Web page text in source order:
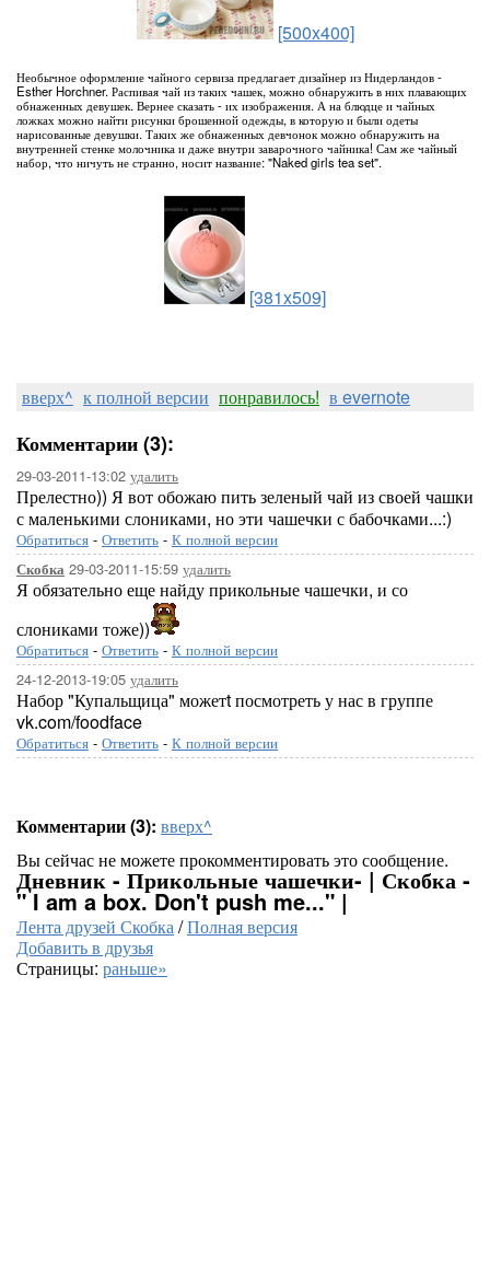
[500x400]
Необычное оформление чайного сервиза предлагает дизайнер из Нидерландов -
Esther Horchner. Распивая чай из таких чашек, можно обнаружить в них плавающих
обнаженных девушек. Вернее сказать - их изображения. А на блюдце и чайных
ложках можно найти рисунки брошенной одежды, в которую и были одеты
нарисованные девушки. Таких же обнаженных девчонок можно обнаружить на
внутренней стенке молочника и даже внутри заварочного чайника! Сам же чайный
набор, что ничуть не странно, носит название: "Naked girls tea set".
[381x509]
вверх^ к полной версии понравилось! в evernote
Комментарии (3):
29-03-2011-13:02 удалить
Прелестно)) Я вот обожаю пить зеленый чай из своей чашки
с маленькими слониками, но эти чашечки с бабочками...:)
Обратиться - Ответить - К полной версии
Скобка 29-03-2011-15:59 удалить
Я обязательно еще найду прикольные чашечки, и со
слониками тоже))
Обратиться - Ответить - К полной версии
24-12-2013-19:05 удалить
Набор "Купальщица" можетt посмотреть у нас в группе
vk.com/foodface
Обратиться - Ответить - К полной версии
Комментарии (3): вверх^
Вы сейчас не можете прокомментировать это сообщение.
Дневник - Прикольные чашечки- | Скобка -
" I am a box. Don't push me..." |
Лента друзей Скобка/Полная версия
Добавить в друзья
Страницы: раньше»